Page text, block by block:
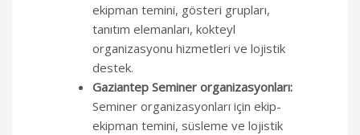
ekipman temini, gösteri grupları,
tanıtım elemanları, kokteyl
organizasyonu hizmetleri ve lojistik
destek.
Gaziantep Seminer organizasyonları:
Seminer organizasyonları için ekip-
ekipman temini, süsleme ve lojistik